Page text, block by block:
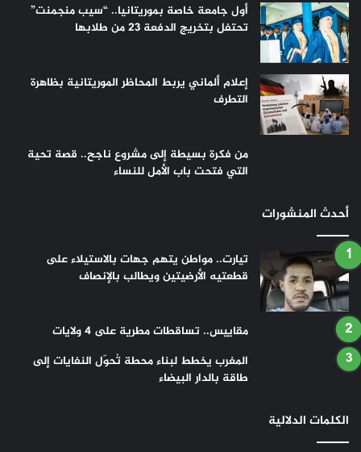
أول جامعة خاصة بموريتانيا.. “سيب منجمنت”
تحتفل بتخريج الدفعة 23 من طلابها
إعلام ألماني يربط المحاظر الموريتانية بظاهرة
التطرف
من فكرة بسيطة إلى مشروع ناجح.. قصة تحية
التي فتحت باب الأمل للنساء
أحدث المنشورات
تيارت.. مواطن يتهم جهات بالاستيلاء على
قطعتيه الأرضيتين ويطالب بالإنصاف
مقاييس.. تساقطات مطرية على 4 ولايات
المغرب يخطط لبناء محطة تُحوّل النفايات إلى
طاقة بالدار البيضاء
الكلمات الدلالية